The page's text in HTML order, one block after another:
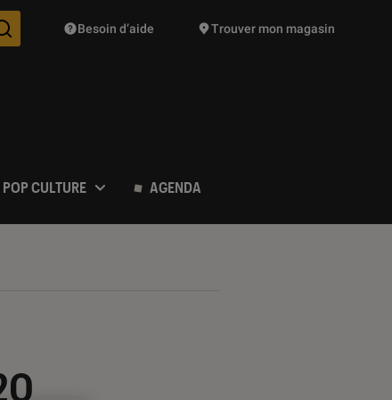
Des suggestions de produits vont vous être proposées
Besoin d’aide Trouver mon magasin
POP CULTURE AGENDA